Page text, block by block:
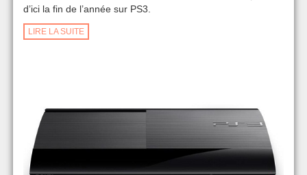
d’ici la fin de l’année sur PS3.
LIRE LA SUITE